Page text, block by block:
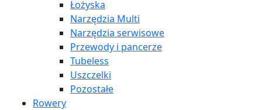
Łożyska
Narzędzia Multi
Narzędzia serwisowe
Przewody i pancerze
Tubeless
Uszczelki
Pozostałe
Rowery